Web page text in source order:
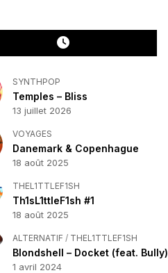
SYNTHPOP
Temples – Bliss
13 juillet 2026
VOYAGES
Danemark & Copenhague
18 août 2025
THEL1TTLEF1SH
Th1sL1ttleF1sh #1
18 août 2025
ALTERNATIF / THEL1TTLEF1SH
Blondshell – Docket (feat. Bully)
1 avril 2024